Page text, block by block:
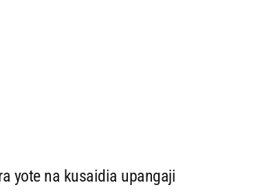
yote na kusaidia upangaji